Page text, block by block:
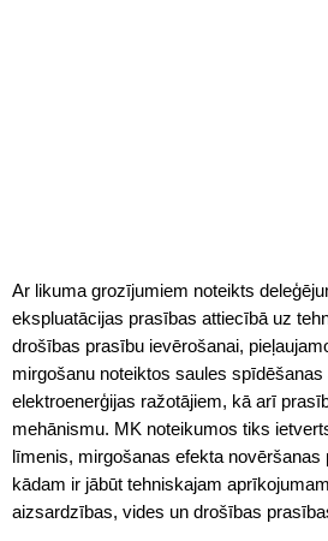
Ar likuma grozījumiem noteikts
ekspluatācijas prasības attiecībā uz
drošības prasību ievērošanai,
mirgošanu noteiktos saules
elektroenerģijas ražotājiem, kā arī
mehānismu. MK noteikumos tiks
līmenis, mirgošanas efekta novēršanas
kādam ir jābūt tehniskajam
aizsardzības, vides un drošības